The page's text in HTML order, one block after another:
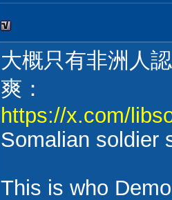
大概只有非洲人
爽：
https://x.com/
Somalian soldier
This is who